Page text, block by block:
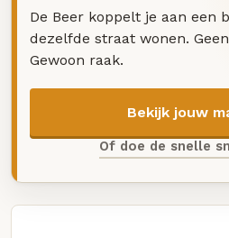
De Beer koppelt je aan een
dezelfde straat wonen.
Gewoon raak.
Bekijk jouw
Of doe de snelle